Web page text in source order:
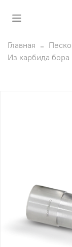
Главная
Из карбида бора